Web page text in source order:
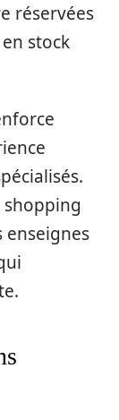
réservées
stock
enseignes